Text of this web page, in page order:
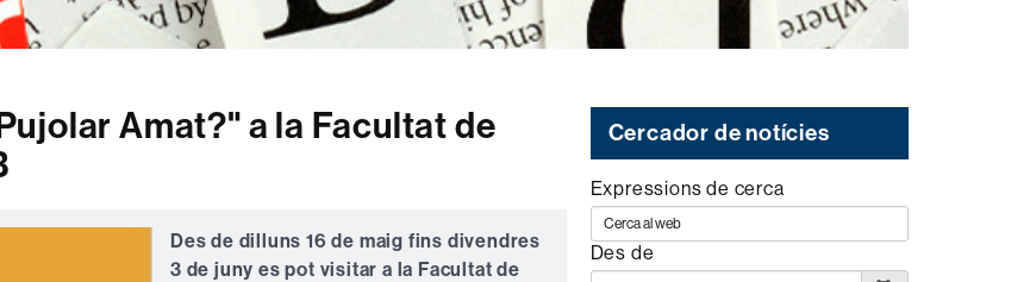
Amat?" a la Facultat de
Des de dilluns 16 de maig fins divendres
3 de juny es pot visitar a la Facultat de
Cercador de notícies
Expressions de cerca
Des de